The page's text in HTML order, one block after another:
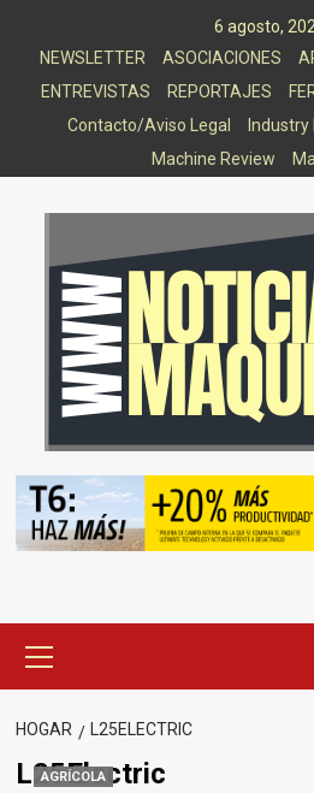
6 agosto,
NEWSLETTER
ASOCIACIONES
ENTREVISTAS
REPORTAJES
Contacto/Aviso Legal
Industry
Machine Review
principal
HOGAR L25ELECTRIC
L25Electric
AGRÍCOLA